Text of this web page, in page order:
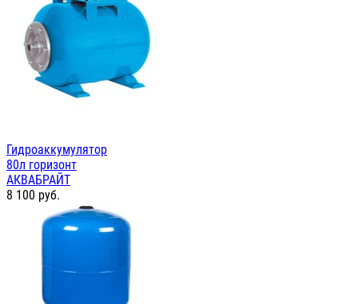
Гидроаккумулятор
80л горизонт
АКВАБРАЙТ
8 100 руб.